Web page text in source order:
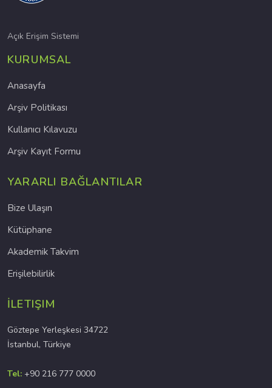
Açık Erişim Sistemi
KURUMSAL
Anasayfa
Arşiv Politikası
Kullanıcı Kılavuzu
Arşiv Kayıt Formu
YARARLI BAĞLANTILAR
Bize Ulaşın
Kütüphane
Akademik Takvim
Erişilebilirlik
İLETIŞIM
Göztepe Yerleşkesi 34722
İstanbul, Türkiye
Tel: +90 216 777 0000